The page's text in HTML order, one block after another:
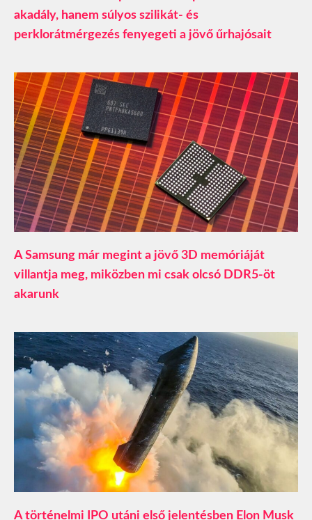
akadály, hanem súlyos szilikát- és
perklorátmérgezés fenyegeti a jövő űrhajósait
A Samsung már megint a jövő 3D memóriáját
villantja meg, miközben mi csak olcsó DDR5-öt
akarunk
A történelmi IPO utáni első jelentésben Elon Musk